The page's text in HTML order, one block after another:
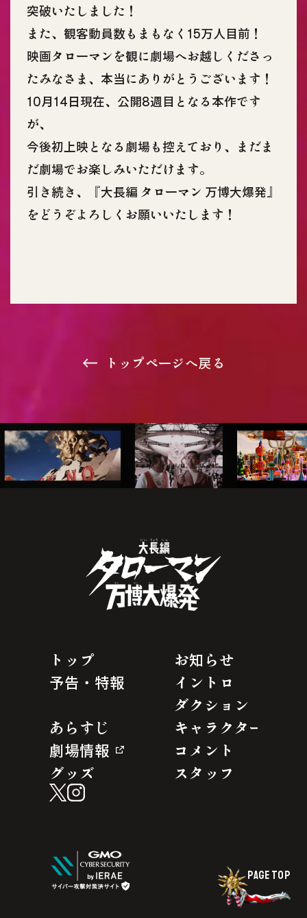
突破いたしました！
また、観客動員数もまもなく15万人目前！
映画タローマンを観に劇場へお越しくださっ
たみなさま、本当にありがとうございます！
10月14日現在、公開8週目となる本作です
が、
今後初上映となる劇場も控えており、まだま
だ劇場でお楽しみいただけます。
引き続き、『大長編 タローマン 万博大爆発』
をどうぞよろしくお願いいたします！
トップページへ戻る
トップ
お知らせ
予告・特報
イントロ
ダクション
あらすじ
キャラクター
劇場情報
コメント
グッズ
スタッフ